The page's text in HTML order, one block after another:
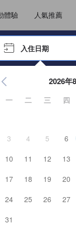
體驗 人氣推薦
」來選擇
入住日期
鍵開始在日期選
2026年
一 二 三 四
3
4 5 6
10
11 12 13
17
18 19 20
24
25 26 27
31照片